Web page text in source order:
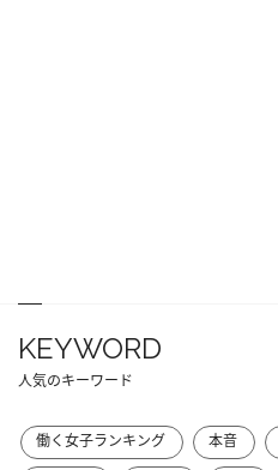
KEYWORD
人気のキーワード
働く女子ランキング 本音